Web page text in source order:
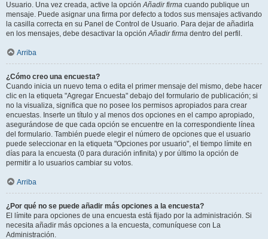
Usuario. Una vez creada, active la opciónAñadir firma cuando publique un
mensaje. Puede asignar una firma por defecto a todos sus mensajes activando
la casilla correcta en su Panel de Control de Usuario. Para dejar de añadirla
en los mensajes, debe desactivar la opciónAñadir firma dentro del perfil.
Arriba
¿Cómo creo una encuesta?
Cuando inicia un nuevo tema o edita el primer mensaje del mismo, debe hacer
clic en la etiqueta "Agregar Encuesta" debajo del formulario de publicación; si
no la visualiza, significa que no posee los permisos apropiados para crear
encuestas. Inserte un título y al menos dos opciones en el campo apropiado,
asegurándose de que cada opción se encuentre en la correspondiente línea
del formulario. También puede elegir el número de opciones que el usuario
puede seleccionar en la etiqueta "Opciones por usuario", el tiempo límite en
días para la encuesta (0 para duración infinita) y por último la opción de
permitir a lo usuarios cambiar su votos.
Arriba
¿Por qué no se puede añadir más opciones a la encuesta?
El límite para opciones de una encuesta está fijado por la administración. Si
necesita añadir más opciones a la encuesta, comuníquese con La
Administración.